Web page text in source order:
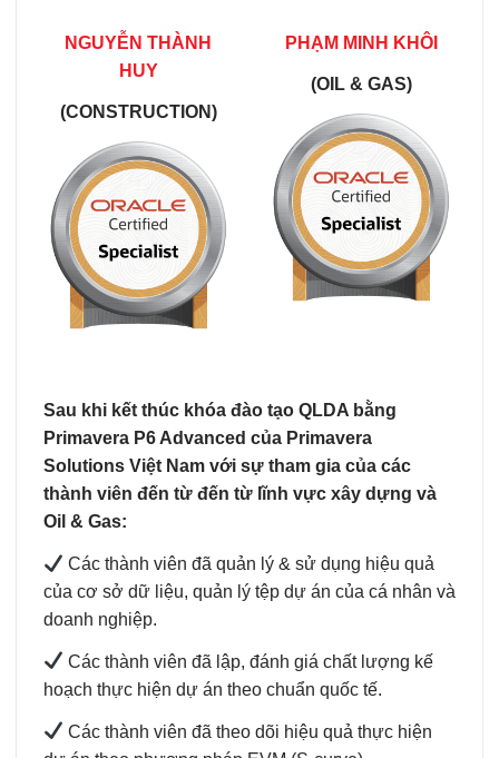
NGUYỄN THÀNH
HUY
(CONSTRUCTION)
PHẠM MINH KHÔI
(OIL & GAS)
Sau khi kết thúc khóa đào tạo QLDA bằng
Primavera P6 Advanced của Primavera
Solutions Việt Nam với sự tham gia của các
thành viên đến từ đến từ lĩnh vực xây dựng và
Oil & Gas:
Các thành viên đã quản lý & sử dụng hiệu quả
của cơ sở dữ liệu, quản lý tệp dự án của cá nhân và
doanh nghiệp.
Các thành viên đã lập, đánh giá chất lượng kế
hoạch thực hiện dự án theo chuẩn quốc tế.
Các thành viên đã theo dõi hiệu quả thực hiện